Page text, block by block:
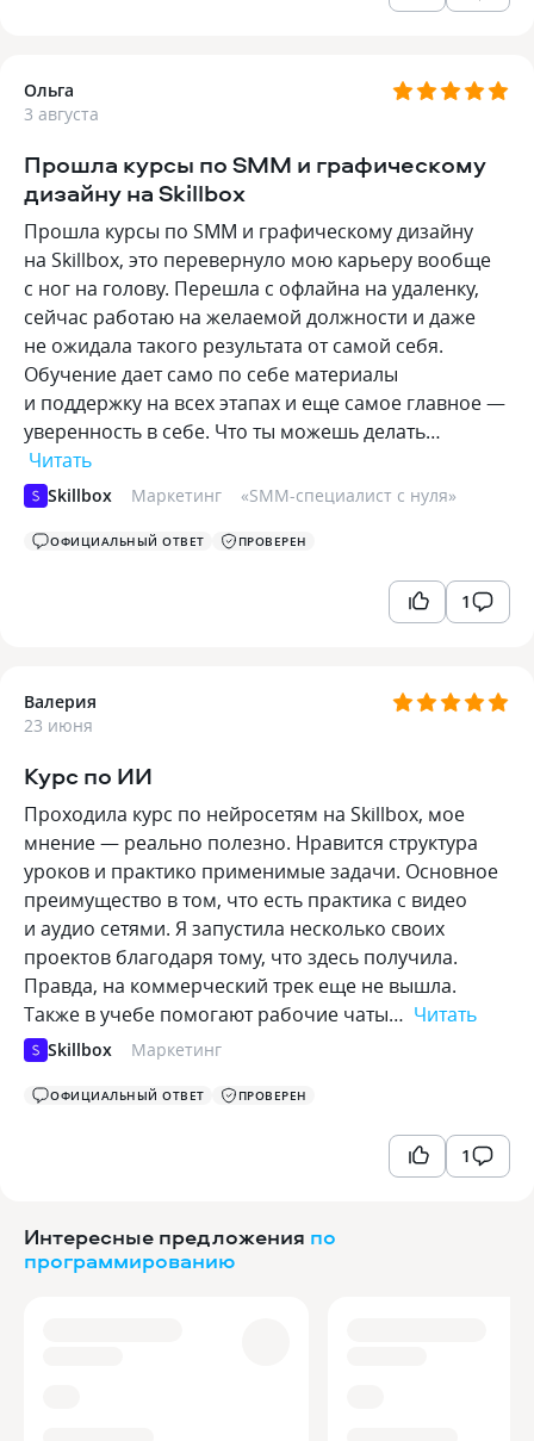
Ольга
3 августа
Прошла курсы по SMM и графическому
дизайну на Skillbox
Прошла курсы по SMM и графическому дизайну
на Skillbox, это перевернуло мою карьеру вообще
с ног на голову. Перешла с офлайна на удаленку,
сейчас работаю на желаемой должности и даже
не ожидала такого результата от самой себя.
Обучение дает само по себе материалы
и поддержку на всех этапах и еще самое главное —
уверенность в себе. Что ты можешь делать…
Читать
Skillbox Маркетинг «SMM-специалист с нуля»
ОФИЦИАЛЬНЫЙ ОТВЕТ ПРОВЕРЕН
1
Валерия
23 июня
Курс по ИИ
Проходила курс по нейросетям на Skillbox, мое
мнение — реально полезно. Нравится структура
уроков и практико применимые задачи. Основное
преимущество в том, что есть практика с видео
и аудио сетями. Я запустила несколько своих
проектов благодаря тому, что здесь получила.
Правда, на коммерческий трек еще не вышла.
Также в учебе помогают рабочие чаты… Читать
Skillbox Маркетинг
ОФИЦИАЛЬНЫЙ ОТВЕТ ПРОВЕРЕН
1
Интересные предложения по
программированию